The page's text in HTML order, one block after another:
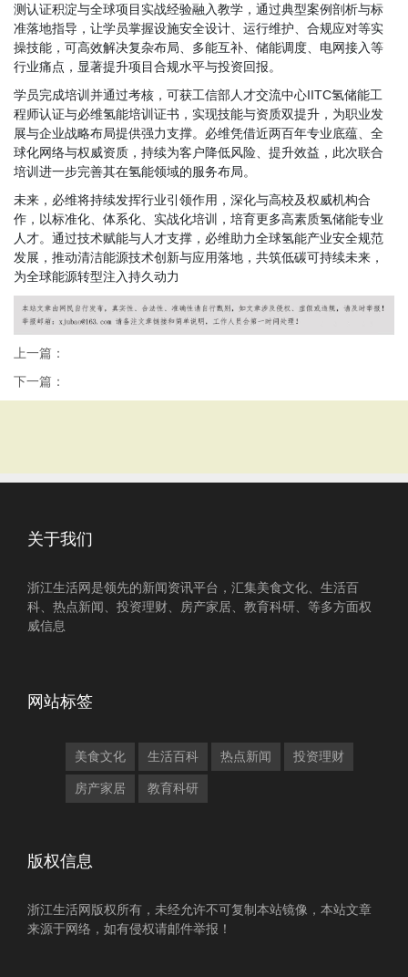
测认证积淀与全球项目实战经验融入教学，通过典型案例剖析与标
准落地指导，让学员掌握设施安全设计、运行维护、合规应对等实
操技能，可高效解决复杂布局、多能互补、储能调度、电网接入等
行业痛点，显著提升项目合规水平与投资回报。
学员完成培训并通过考核，可获工信部人才交流中心IITC氢储能工
程师认证与必维氢能培训证书，实现技能与资质双提升，为职业发
展与企业战略布局提供强力支撑。必维凭借近两百年专业底蕴、全
球化网络与权威资质，持续为客户降低风险、提升效益，此次联合
培训进一步完善其在氢能领域的服务布局。
未来，必维将持续发挥行业引领作用，深化与高校及权威机构合
作，以标准化、体系化、实战化培训，培育更多高素质氢储能专业
人才。通过技术赋能与人才支撑，必维助力全球氢能产业安全规范
发展，推动清洁能源技术创新与应用落地，共筑低碳可持续未来，
为全球能源转型注入持久动力
上一篇：
下一篇：
关于我们
浙江生活网是领先的新闻资讯平台，汇集美食文化、生活百
科、热点新闻、投资理财、房产家居、教育科研、等多方面权
威信息
网站标签
美食文化 生活百科 热点新闻 投资理财
房产家居 教育科研
版权信息
浙江生活网版权所有，未经允许不可复制本站镜像，本站文章
来源于网络，如有侵权请邮件举报！